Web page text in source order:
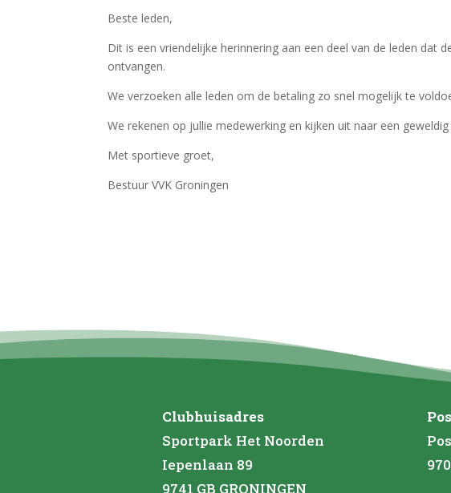
Beste leden,
Dit is een vriendelijke herinnering aan een deel van de leden dat
ontvangen.
We verzoeken alle leden om de betaling zo snel mogelijk te
We rekenen op jullie medewerking en kijken uit naar een
Met sportieve groet,
Bestuur VVK Groningen
Clubhuisadres
Sportpark Het Noorden
Iepenlaan 89
9741 GB GRONINGEN